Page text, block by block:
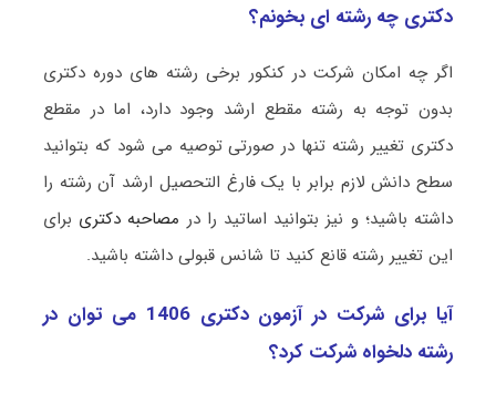
دکتری چه رشته ای بخونم؟
اگر چه امکان شرکت در کنکور برخی رشته های دوره دکتری
بدون توجه به رشته مقطع ارشد وجود دارد، اما در مقطع
دکتری تغییر رشته تنها در صورتی توصیه می شود که بتوانید
سطح دانش لازم برابر با یک فارغ التحصیل ارشد آن رشته را
داشته باشید؛ و نیز بتوانید اساتید را در مصاحبه دکتری برای
این تغییر رشته قانع کنید تا شانس قبولی داشته باشید.
آیا برای شرکت در آزمون دکتری 1406 می توان در
رشته دلخواه شرکت کرد؟